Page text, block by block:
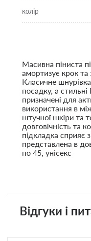
колір
Масивна піниста
амортизує крок та
Класичне
посадку, а
призначені для
використання в
штучної шкіри та
довговічність та
підкладка сприяє
представлена в
по 45, унісекс
Відгуки і